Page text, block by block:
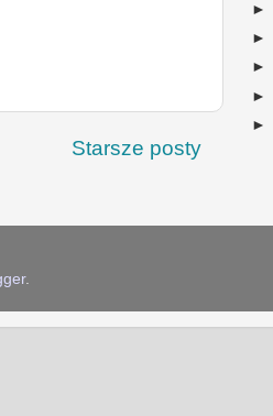
Starsze posty
►
►
►
►
►
.